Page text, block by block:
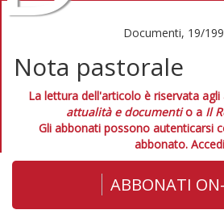
Documenti, 19/
Nota pastorale
La lettura dell'articolo è riservata
attualità e documentio a Il
Gli abbonati possono autenticarsi
abbonato.
ABBONATI